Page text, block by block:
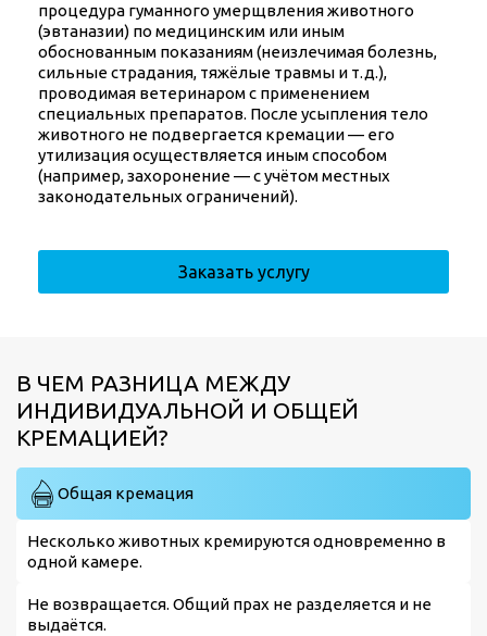
процедура гуманного умерщвления животного
(эвтаназии) по медицинским или иным
обоснованным показаниям (неизлечимая болезнь,
сильные страдания, тяжёлые травмы и т. д.),
проводимая ветеринаром с применением
специальных препаратов. После усыпления тело
животного не подвергается кремации — его
утилизация осуществляется иным способом
(например, захоронение — с учётом местных
законодательных ограничений).
Заказать услугу
В ЧЕМ РАЗНИЦА МЕЖДУ
ИНДИВИДУАЛЬНОЙ И ОБЩЕЙ
КРЕМАЦИЕЙ?
Общая кремация
Несколько животных кремируются одновременно в
одной камере.
Не возвращается. Общий прах не разделяется и не
выдаётся.